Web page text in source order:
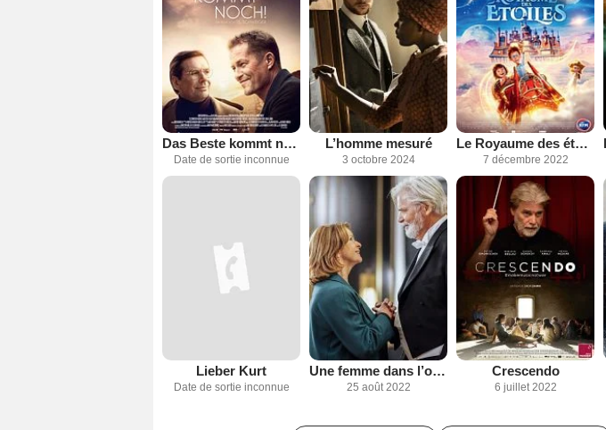
Das Beste kommt noch!
Date de sortie inconnue
L’homme mesuré
3 octobre 2024
Le Royaume des étoiles
7 décembre 2022
Lieber Kurt
Date de sortie inconnue
Une femme dans l’ombre
25 août 2022
Crescendo
6 juillet 2022